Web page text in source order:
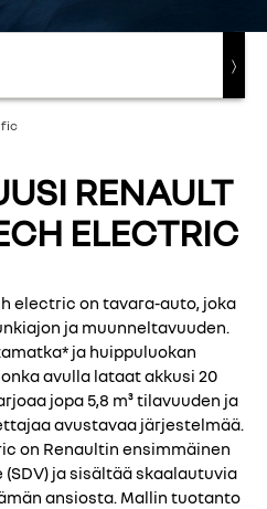
〉
RENAULT
ELECTRIC
electric on tavara-auto, joka
ja muunneltavuuden.
ja huippuluokan
avulla lataat akkusi 20
jopa 5,8 m³ tilavuuden ja
avustavaa järjestelmää.
on Renaultin ensimmäinen
ja sisältää skaalautuvia
ansiosta. Mallin tuotanto